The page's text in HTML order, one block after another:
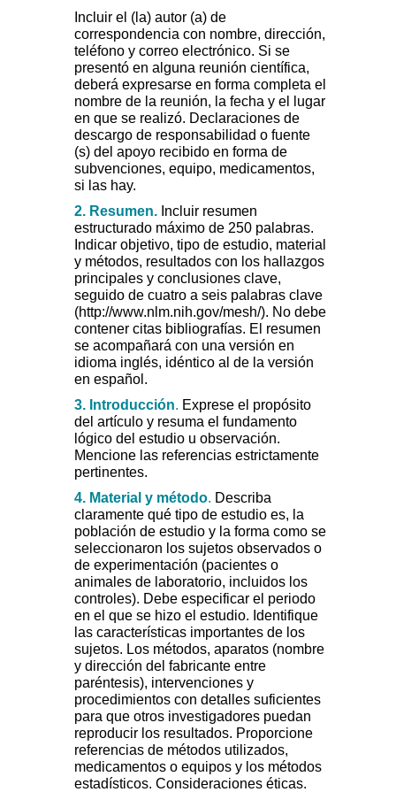
Incluir el (la) autor (a) de
correspondencia con nombre, dirección,
teléfono y correo electrónico. Si se
presentó en alguna reunión científica,
deberá expresarse en forma completa el
nombre de la reunión, la fecha y el lugar
en que se realizó. Declaraciones de
descargo de responsabilidad o fuente
(s) del apoyo recibido en forma de
subvenciones, equipo, medicamentos,
si las hay.
2. Resumen. Incluir resumen
estructurado máximo de 250 palabras.
Indicar objetivo, tipo de estudio, material
y métodos, resultados con los hallazgos
principales y conclusiones clave,
seguido de cuatro a seis palabras clave
(http://www.nlm.nih.gov/mesh/). No debe
contener citas bibliografías. El resumen
se acompañará con una versión en
idioma inglés, idéntico al de la versión
en español.
3. Introducción. Exprese el propósito
del artículo y resuma el fundamento
lógico del estudio u observación.
Mencione las referencias estrictamente
pertinentes.
4. Material y método. Describa
claramente qué tipo de estudio es, la
población de estudio y la forma como se
seleccionaron los sujetos observados o
de experimentación (pacientes o
animales de laboratorio, incluidos los
controles). Debe especificar el periodo
en el que se hizo el estudio. Identifique
las características importantes de los
sujetos. Los métodos, aparatos (nombre
y dirección del fabricante entre
paréntesis), intervenciones y
procedimientos con detalles suficientes
para que otros investigadores puedan
reproducir los resultados. Proporcione
referencias de métodos utilizados,
medicamentos o equipos y los métodos
estadísticos. Consideraciones éticas.